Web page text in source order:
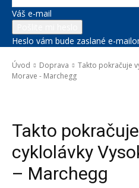
Váš e-mail
Heslo vám bude zaslané e-
Úvod Doprava
Takto pokračuje
Morave - Marchegg
Takto
cyklolávky
– Marchegg